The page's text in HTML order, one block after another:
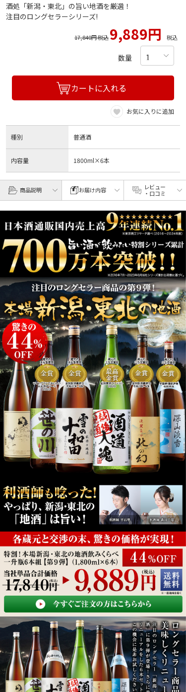
酒処「新潟・東北」の旨い地酒を厳選！
注目のロングセラーシリーズ!
17,840円 税込9,889円 税込
数量
カートに入れる
お気に入りに追加
種別 普通酒
内容量 1800ml×6本
商品説明 お届け内容
レビュー
・口コミ